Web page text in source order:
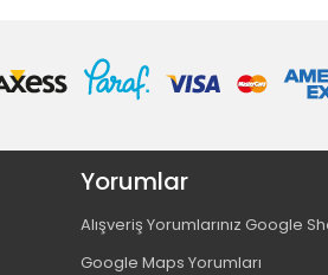
Yorumlar
Alışveriş Yorumlarınız Google
Google Maps Yorumları